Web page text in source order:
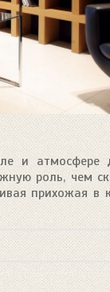
и атмосфере
роль, чем
прихожая в